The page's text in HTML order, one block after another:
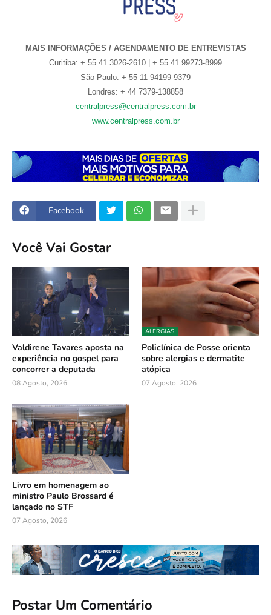
MAIS INFORMAÇÕES / AGENDAMENTO DE ENTREVISTAS
Curitiba: + 55 41 3026-2610 | + 55 41 99273-8999
São Paulo: + 55 11 94199-9379
Londres: + 44 7379-138858
centralpress@centralpress.com.br
www.centralpress.com.br
Facebook
Você Vai Gostar
Valdirene Tavares aposta na
experiência no gospel para
concorrer a deputada
08 Agosto, 2026
ALERGIAS
Policlínica de Posse orienta
sobre alergias e dermatite
atópica
07 Agosto, 2026
Livro em homenagem ao
ministro Paulo Brossard é
lançado no STF
07 Agosto, 2026
Postar Um Comentário